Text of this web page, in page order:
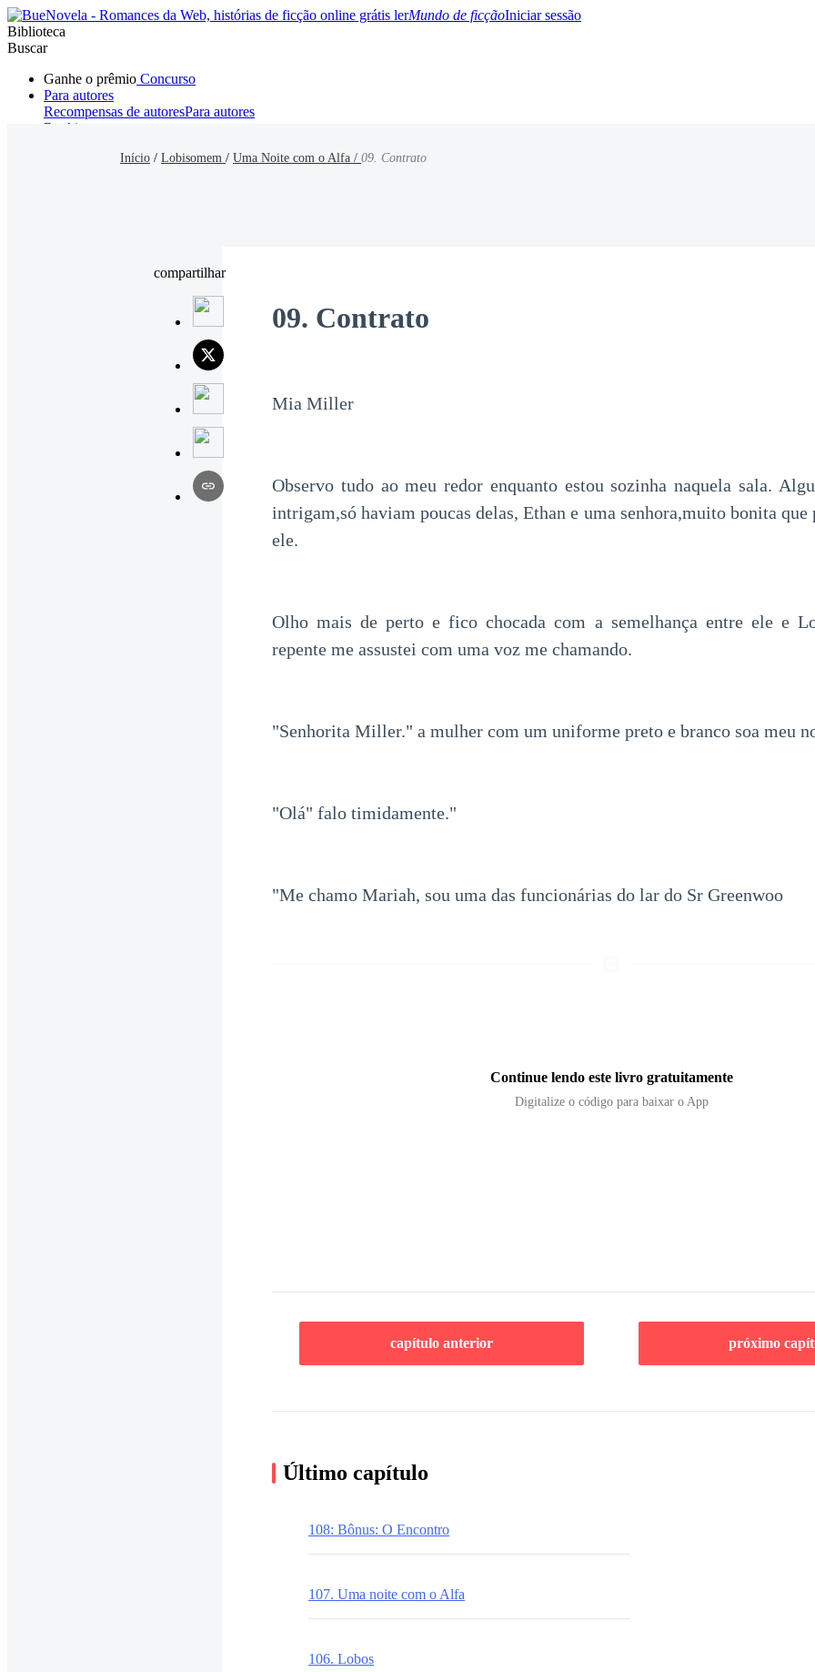
Mundo de ficçãoIniciar sessão
Biblioteca
Buscar
Ganhe o prêmio Concurso
Para autores
Recompensas de autoresPara autores
Ranking
Início / Lobisomem / Uma Noite com o Alfa / 09. Contrato
compartilhar
09. Contrato
Mia Miller
Observo tudo ao meu redor enquanto estou sozinha naquela sala.
intrigam,só haviam poucas delas, Ethan e uma senhora,muito bonita
ele.
Olho mais de perto e fico chocada com a semelhança entre ele e
repente me assustei com uma voz me chamando.
"Senhorita Miller." a mulher com um uniforme preto e branco soa meu
"Olá" falo timidamente."
"Me chamo Mariah, sou uma das funcionárias do lar do Sr Greenwoo
Continue lendo este livro gratuitamente
Digitalize o código para baixar o App
capítulo anterior próximo
Último capítulo
108: Bônus: O Encontro
107. Uma noite com o Alfa
106. Lobos